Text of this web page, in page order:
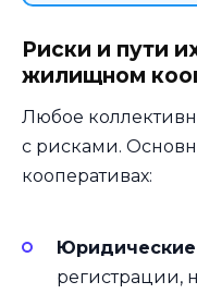
Риски и пути
жилищном
Любое
с рисками.
кооперативах:
Юридические
регистрации,